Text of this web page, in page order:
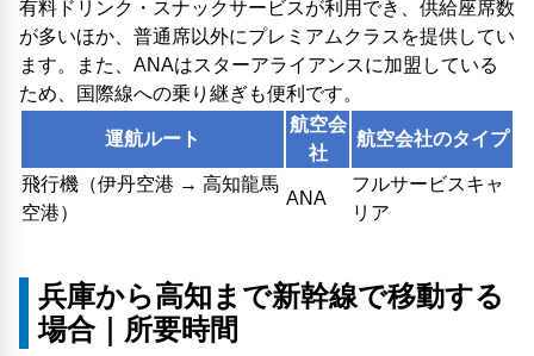
有料ドリンク・スナックサービスが利用でき、供給座席数
が多いほか、普通席以外にプレミアムクラスを提供してい
ます。また、ANAはスターアライアンスに加盟している
ため、国際線への乗り継ぎも便利です。
運航ルート
航空会
社
航空会社のタイプ
飛行機（伊丹空港 → 高知龍馬
空港）
ANA
フルサービスキャ
リア
兵庫から高知まで新幹線で移動する
場合｜所要時間